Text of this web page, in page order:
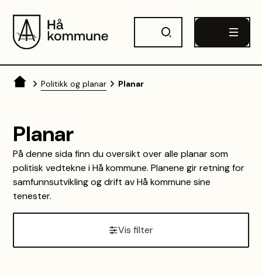
Du er her:Politikk og planar Planar
Planar
På denne sida finn du oversikt over alle planar som
politisk vedtekne i Hå kommune. Planene gir retning for
samfunnsutvikling og drift av Hå kommune sine
tenester.
Vis filter